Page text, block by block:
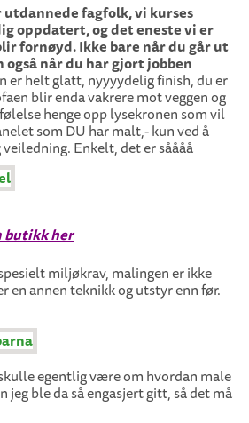
utdannede fagfolk, vi kurses
oppdatert, og det eneste vi er
fornøyd. Ikke bare når du går ut
når du har gjort jobben
er helt glatt, nyyyydelig finish, du er
blir enda vakrere mot veggen og
henge opp lysekronen som vil
som DU har malt,- kun ved å
Enkelt, det er såååå
butikk her
miljøkrav, malingen er ikke
en annen teknikk og utstyr enn før.
egentlig være om hvordan male
jeg ble da så engasjert gitt, så det må